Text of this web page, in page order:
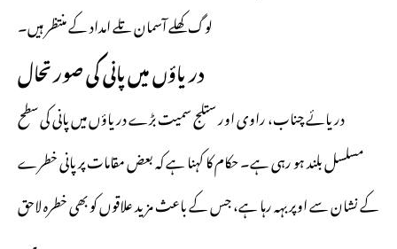
لوگ کھلے آسمان تلے امداد کے منتظر ہیں۔
دریاؤں میں پانی کی صورتحال
دریائے چناب، راوی اور ستلج سمیت بڑے دریاؤں میں پانی کی سطح
مسلسل بلند ہو رہی ہے۔ حکام کا کہنا ہے کہ بعض مقامات پر پانی خطرے
کے نشان سے اوپر بہہ رہا ہے، جس کے باعث مزید علاقوں کو بھی خطرہ لاحق